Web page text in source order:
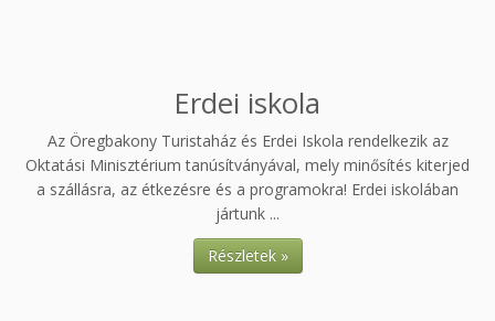
Erdei iskola
Az Öregbakony Turistaház és Erdei Iskola rendelkezik az
Oktatási Minisztérium tanúsítványával, mely minősítés kiterjed
a szállásra, az étkezésre és a programokra! Erdei iskolában
jártunk ...
Részletek »